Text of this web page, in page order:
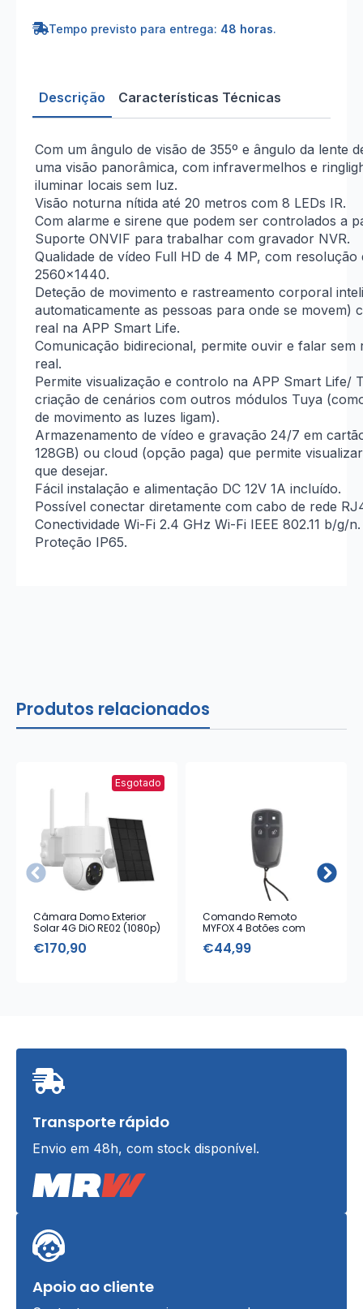
Exterior
2K
Tempo previsto para entrega: 48 horas.
Descrição Características Técnicas
Com um ângulo de visão de 355º e ângulo da lente
uma visão panorâmica, com infravermelhos e
iluminar locais sem luz.
Visão noturna nítida até 20 metros com 8 LEDs IR.
Com alarme e sirene que podem ser controlados a
Suporte ONVIF para trabalhar com gravador NVR.
Qualidade de vídeo Full HD de 4 MP, com resolução
2560×1440.
Deteção de movimento e rastreamento corporal
automaticamente as pessoas para onde se movem)
real na APP Smart Life.
Comunicação bidirecional, permite ouvir e falar sem
real.
Permite visualização e controlo na APP Smart Life/
criação de cenários com outros módulos Tuya
de movimento as luzes ligam).
Armazenamento de vídeo e gravação 24/7 em
128GB) ou cloud (opção paga) que permite
que desejar.
Fácil instalação e alimentação DC 12V 1A incluído.
Possível conectar diretamente com cabo de rede
Conectividade Wi-Fi 2.4 GHz Wi-Fi IEEE 802.11 b/g/n.
Proteção IP65.
Produtos relacionados
Esgotado
Câmara Domo Exterior
Solar 4G DiO RE02 (1080p)
€170,90
Comando Remoto
MYFOX 4 Botões com
€44,99
Transporte rápido
Envio em 48h, com stock disponível.
Apoio ao cliente